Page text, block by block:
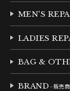
MEN'S
LADIES
BAG &
BRAND - 販売